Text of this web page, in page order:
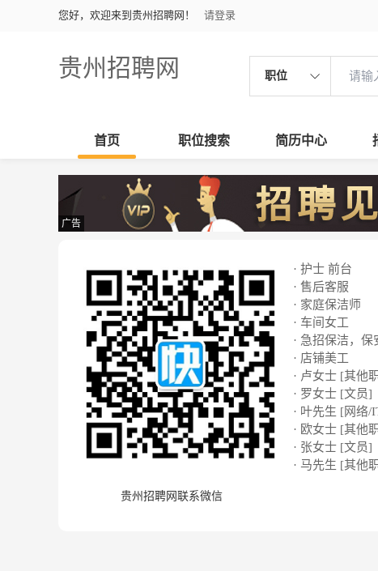
您好，欢迎来到贵州招聘网！ 请登录
贵州招聘网 职位
首页 职位搜索 简历中心
广告
贵州招聘网联系微信
· 护士 前台
· 售后客服
· 家庭保洁师
· 车间女工
· 急招保洁，
· 店铺美工
· 卢女士 [其他
· 罗女士 [文员]
· 叶先生 [网络/
· 欧女士 [其他
· 张女士 [文员]
· 马先生 [其他